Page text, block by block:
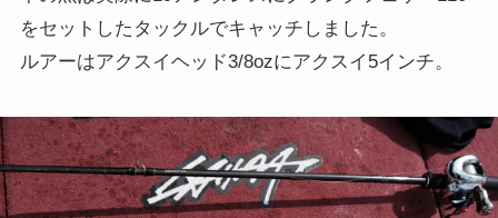
をセットしたタックルでキャッチしました。
ルアーはアクスイヘッド3/8ozにアクスイ5インチ。